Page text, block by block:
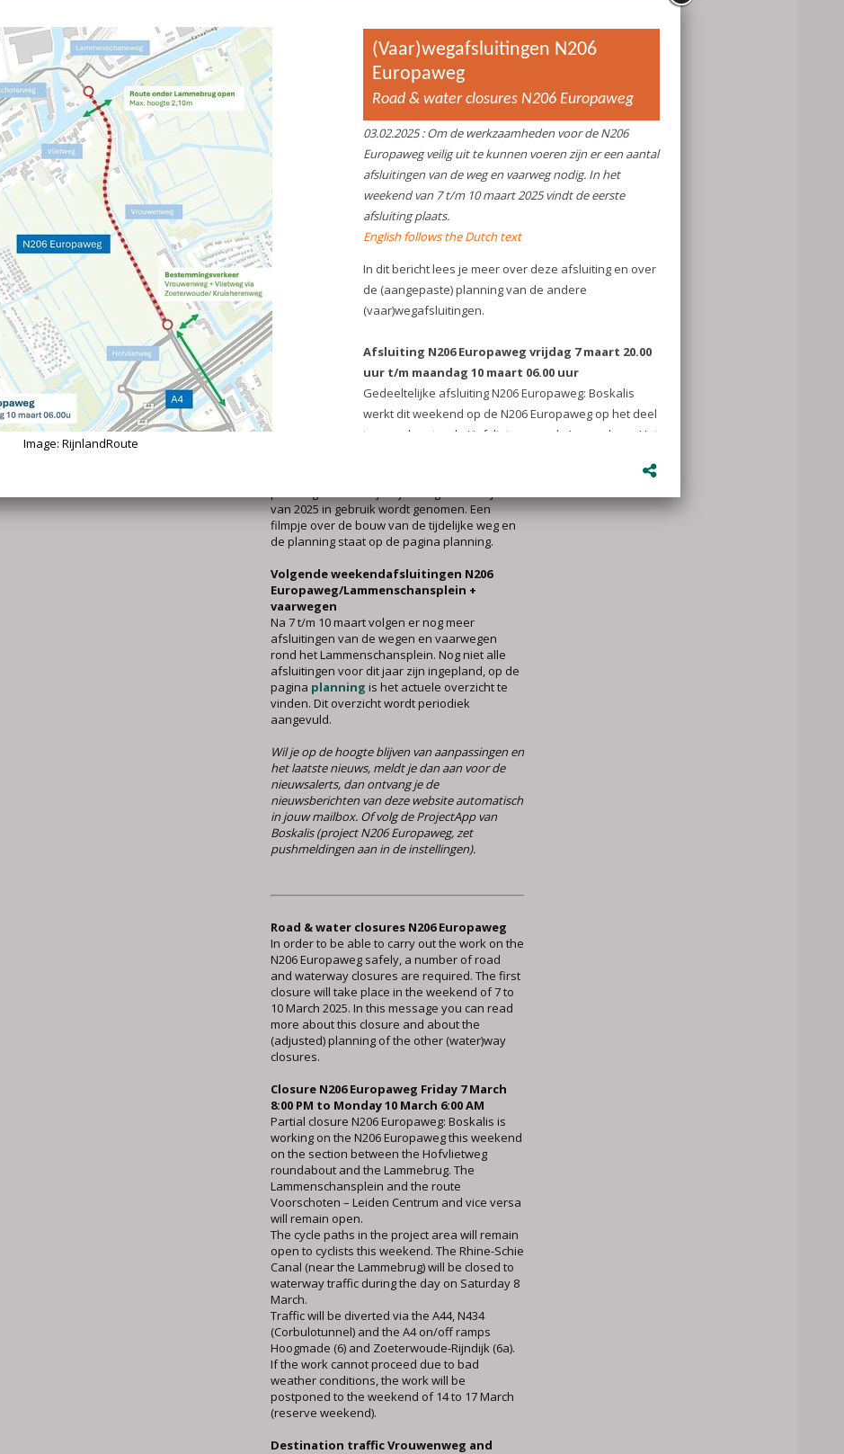
Vrouwenweg/Vlietweg: vanaf 10 maart
alleen nog rechtsaf
Na het afsluitingsweekend, vanaf 10 maart
2025, is de verkeerssituatie op de N206
Europaweg ter hoogte van de Vrouwenweg en
de Vlietweg gewijzigd. Voor beide straten geldt
dat het alleen mogelijk is rechtsaf te slaan,
zowel bij het oprijden op de N206 als bij het
verlaten van de N206. Linksaf slaan is dus niet
meer mogelijk, enerzijds door de beperkte
ruimte die over is als gevolg van de
bouwwerkzaamheden en anderzijds vanuit
verkeersveiligheid. Verkeer dat de andere
kant op moet, kan ofwel de route onder de
Lammebrug nemen (let op hoogtebeperking in
de verschillende fases*), ofwel keren bij de
rotonde Hofvlietweg ofwel keren bij de
Churchilllaan (afhankelijk waar men vandaan
komt en waar men naartoe moet).
*Op dit moment geldt er een hoogtebeperking
onder de Lammebrug van 2,1m. Als de huidige
brug wordt vervangen door de tijdelijke, vaste
Lammebrug dan is de maximale hoogte 3
van 2025 in gebruik wordt genomen. Een
filmpje over de bouw van de tijdelijke weg en
de planning staat op de pagina planning.
Volgende weekendafsluitingen N206
Europaweg/Lammenschansplein +
vaarwegen
Na 7 t/m 10 maart volgen er nog meer
afsluitingen van de wegen en vaarwegen
rond het Lammenschansplein. Nog niet alle
afsluitingen voor dit jaar zijn ingepland, op de
pagina planning is het actuele overzicht te
vinden. Dit overzicht wordt periodiek
aangevuld.
Wil je op de hoogte blijven van aanpassingen en
het laatste nieuws, meldt je dan aan voor de
nieuwsalerts, dan ontvang je de
nieuwsberichten van deze website automatisch
in jouw mailbox. Of volg de ProjectApp van
Boskalis (project N206 Europaweg, zet
pushmeldingen aan in de instellingen).
Road & water closures N206 Europaweg
In order to be able to carry out the work on the
N206 Europaweg safely, a number of road
and waterway closures are required. The first
closure will take place in the weekend of 7 to
10 March 2025. In this message you can read
more about this closure and about the
(adjusted) planning of the other (water)way
closures.
Closure N206 Europaweg Friday 7 March
8:00 PM to Monday 10 March 6:00 AM
Partial closure N206 Europaweg: Boskalis is
working on the N206 Europaweg this weekend
on the section between the Hofvlietweg
roundabout and the Lammebrug. The
Lammenschansplein and the route
Voorschoten – Leiden Centrum and vice versa
will remain open.
The cycle paths in the project area will remain
open to cyclists this weekend. The Rhine-Schie
Canal (near the Lammebrug) will be closed to
waterway traffic during the day on Saturday 8
March.
Traffic will be diverted via the A44, N434
(Corbulotunnel) and the A4 on/off ramps
Hoogmade (6) and Zoeterwoude-Rijndijk (6a).
If the work cannot proceed due to bad
weather conditions, the work will be
postponed to the weekend of 14 to 17 March
(reserve weekend).
Destination traffic Vrouwenweg and